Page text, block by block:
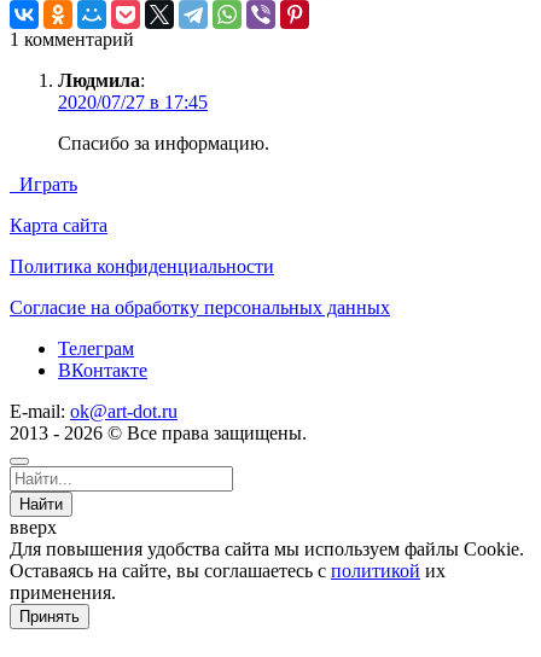
1 комментарий
Людмила:
2020/07/27 в 17:45
Спасибо за информацию.
Играть
Карта сайта
Политика конфиденциальности
Согласие на обработку персональных данных
Телеграм
ВКонтакте
E-mail: ok@art-dot.ru
2013 - 2026 © Все права защищены.
Найти
вверх
Для повышения удобства сайта мы используем файлы Cookie.
Оставаясь на сайте, вы соглашаетесь с политикой их
применения.
Принять